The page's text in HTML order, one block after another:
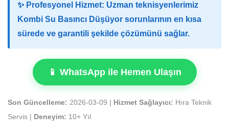
✨ Profesyonel Hizmet: Uzman teknisyenlerimiz
Kombi Su Basıncı Düşüyor sorunlarının en kısa
sürede ve garantili şekilde çözümünü sağlar.
📱 WhatsApp ile Hemen Ulaşın
Son Güncelleme: 2026-03-09 | Hizmet Sağlayıcı: Hıra Teknik
Servis |
Deneyim: 10+ Yıl